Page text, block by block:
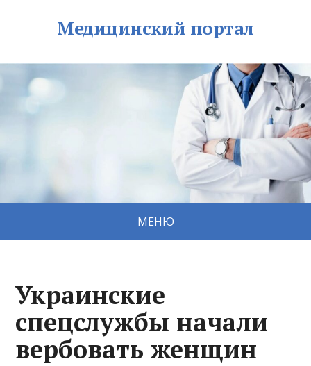
Медицинский портал
МЕНЮ
Украинские
спецслужбы начали
вербовать женщин